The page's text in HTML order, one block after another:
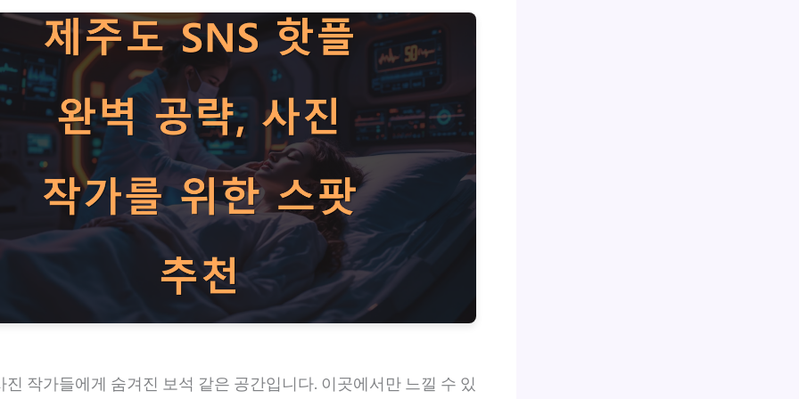
진 작가들에게 숨겨진 보석 같은 공간입니다. 이곳에서만 느낄 수 있